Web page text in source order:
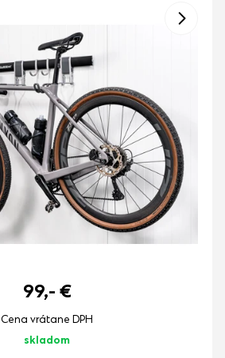
99,- €
Cena vrátane DPH
skladom